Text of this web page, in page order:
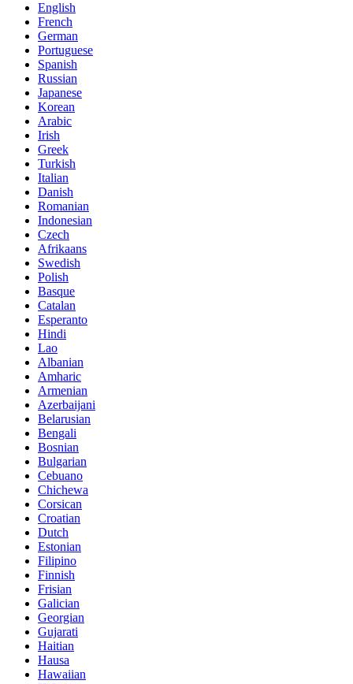
English
French
German
Portuguese
Spanish
Russian
Japanese
Korean
Arabic
Irish
Greek
Turkish
Italian
Danish
Romanian
Indonesian
Czech
Afrikaans
Swedish
Polish
Basque
Catalan
Esperanto
Hindi
Lao
Albanian
Amharic
Armenian
Azerbaijani
Belarusian
Bengali
Bosnian
Bulgarian
Cebuano
Chichewa
Corsican
Croatian
Dutch
Estonian
Filipino
Finnish
Frisian
Galician
Georgian
Gujarati
Haitian
Hausa
Hawaiian